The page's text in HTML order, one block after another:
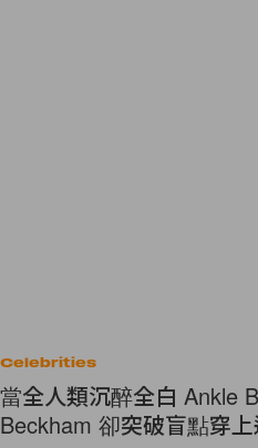
Celebrities
當全人類沉醉全白 Ankle
Beckham 卻突破盲點穿上